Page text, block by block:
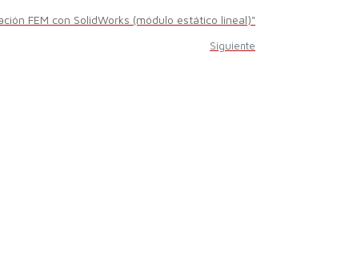
FEM con SolidWorks (módulo estático lineal)"
Siguiente